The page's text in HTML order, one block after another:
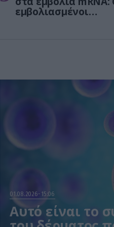
εμβολιασμένοι
01.08.2026 15:06
Αυτό είναι το